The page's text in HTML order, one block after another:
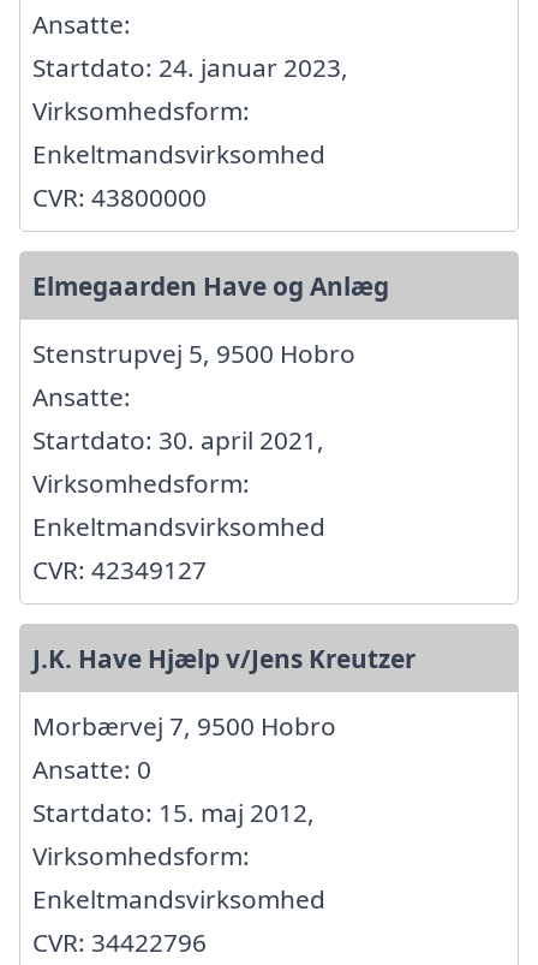
Ansatte:
Startdato: 24. januar 2023,
Virksomhedsform:
Enkeltmandsvirksomhed
CVR: 43800000
Elmegaarden Have og Anlæg
Stenstrupvej 5, 9500 Hobro
Ansatte:
Startdato: 30. april 2021,
Virksomhedsform:
Enkeltmandsvirksomhed
CVR: 42349127
J.K. Have Hjælp v/Jens Kreutzer
Morbærvej 7, 9500 Hobro
Ansatte: 0
Startdato: 15. maj 2012,
Virksomhedsform:
Enkeltmandsvirksomhed
CVR: 34422796